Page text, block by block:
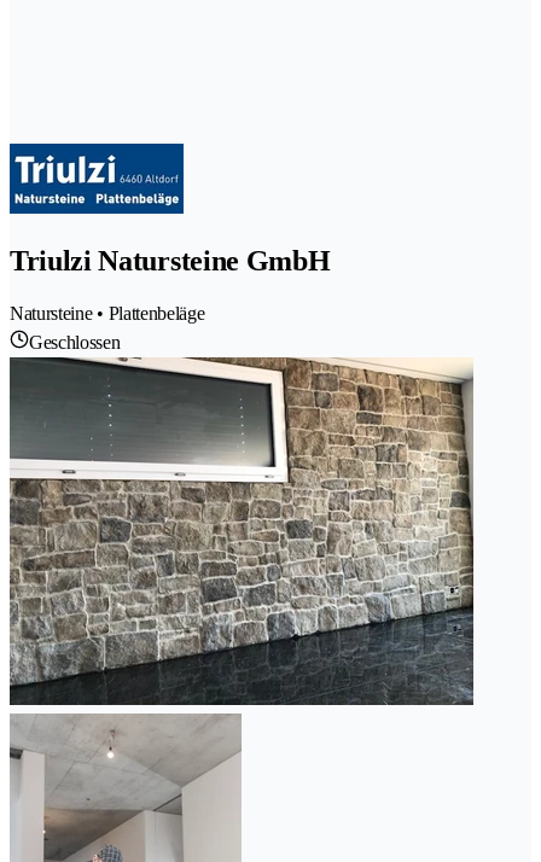
Triulzi Natursteine GmbH
Natursteine • Plattenbeläge
Geschlossen